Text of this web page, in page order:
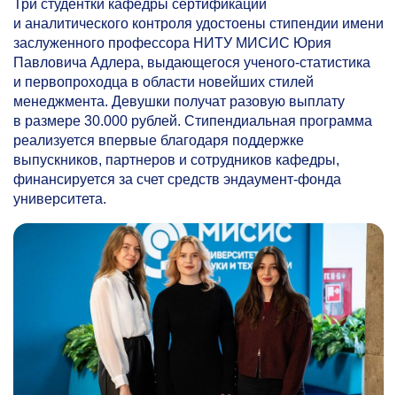
Три студентки кафедры сертификации
и аналитического контроля удостоены стипендии имени
заслуженного профессора НИТУ МИСИС Юрия
Павловича Адлера, выдающегося ученого-статистика
и первопроходца в области новейших стилей
менеджмента. Девушки получат разовую выплату
в размере 30.000 рублей. Стипендиальная программа
реализуется впервые благодаря поддержке
выпускников, партнеров и сотрудников кафедры,
финансируется за счет средств эндаумент-фонда
университета.